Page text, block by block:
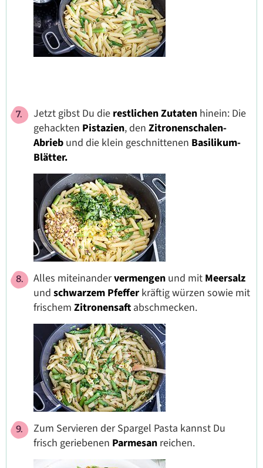
Jetzt gibst Du die restlichen Zutaten hinein: Die
gehackten Pistazien, den Zitronenschalen-
Abrieb und die klein geschnittenen Basilikum-
Blätter.
Alles miteinandervermengen und mit Meersalz
und schwarzem Pfeffer kräftig würzen sowie mit
frischem Zitronensaft abschmecken.
Zum Servieren der Spargel Pasta kannst Du
frisch geriebenen Parmesan reichen.